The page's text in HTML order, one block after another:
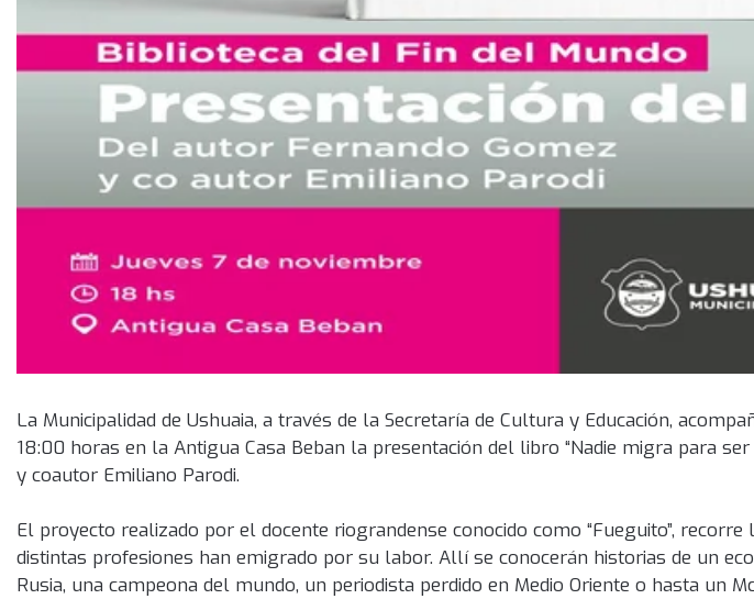
La Municipalidad de Ushuaia, a través de la Secretaría de Cultura y Educación,
18:00 horas en la Antigua Casa Beban la presentación del libro “Nadie migra para
y coautor Emiliano Parodi.
El proyecto realizado por el docente riograndense conocido como “Fueguito”,
distintas profesiones han emigrado por su labor. Allí se conocerán historias de un
Rusia, una campeona del mundo, un periodista perdido en Medio Oriente o hasta un